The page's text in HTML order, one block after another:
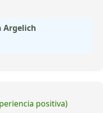
Argelich
positiva)